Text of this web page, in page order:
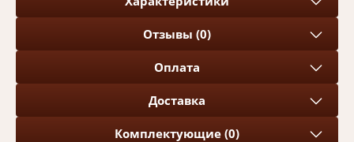
Отзывы (0)
Оплата
Доставка
Комплектующие (0)